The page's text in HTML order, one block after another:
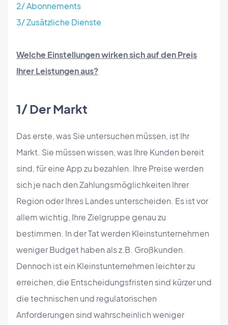
2/ Abonnements
3/ Zusätzliche Dienste
Welche Einstellungen wirken sich auf den Preis
Ihrer Leistungen aus?
1/ Der Markt
Das erste, was Sie untersuchen müssen, ist Ihr
Markt. Sie müssen wissen, was Ihre Kunden bereit
sind, für eine App zu bezahlen. Ihre Preise werden
sich je nach den Zahlungsmöglichkeiten Ihrer
Region oder Ihres Landes unterscheiden. Es ist vor
allem wichtig, Ihre Zielgruppe genau zu
bestimmen. In der Tat werden Kleinstunternehmen
weniger Budget haben als z.B. Großkunden.
Dennoch ist ein Kleinstunternehmen leichter zu
erreichen, die Entscheidungsfristen sind kürzer und
die technischen und regulatorischen
Anforderungen sind wahrscheinlich weniger